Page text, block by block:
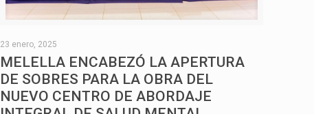
23 enero, 2025
MELELLA ENCABEZÓ LA APERTURA
DE SOBRES PARA LA OBRA DEL
NUEVO CENTRO DE ABORDAJE